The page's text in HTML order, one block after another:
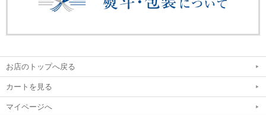
特定原材料等
ジ、カシューナッツ、大豆、マカダミアナッ
原材料情報について 詳しくはこちら
出荷方法
包装対応
不可
お店のトップへ戻る
カートを見る
マイページへ